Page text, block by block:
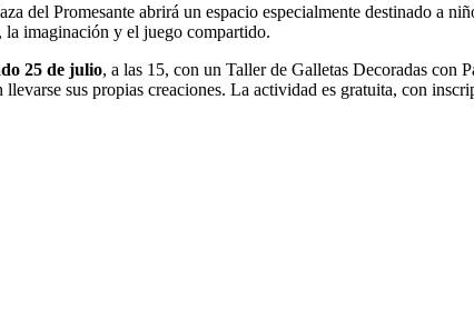
del Promesante abrirá un espacio especialmente destinado a
la imaginación y el juego compartido.
25 de julio, a las 15, con un Taller de Galletas Decoradas con
sus propias creaciones. La actividad es gratuita, con